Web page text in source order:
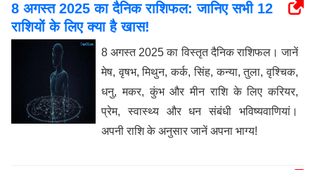
8 अगस्त 2025 का दैनिक राशिफल: जानिए सभी 12
राशियों के लिए क्या है खास!
8 अगस्त 2025 का विस्तृत दैनिक राशिफल। जानें
मेष, वृषभ, मिथुन, कर्क, सिंह, कन्या, तुला, वृश्चिक,
धनु, मकर, कुंभ और मीन राशि के लिए करियर,
प्रेम, स्वास्थ्य और धन संबंधी भविष्यवाणियां।
अपनी राशि के अनुसार जानें अपना भाग्य!